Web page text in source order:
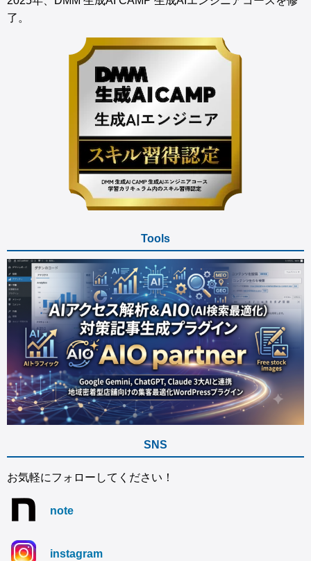
了。
Tools
SNS
お気軽にフォローしてください！
note
instagram